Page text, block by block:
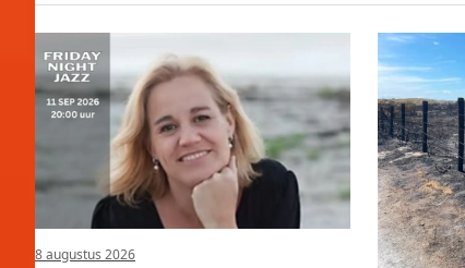
8 augustus 2026